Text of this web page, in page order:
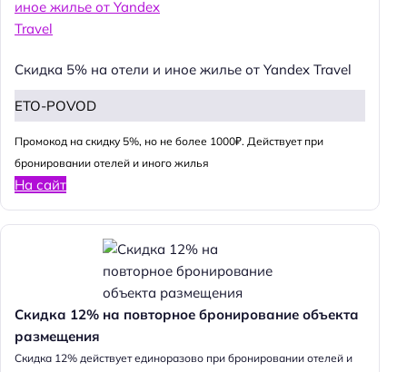
Скидка 5% на отели и иное жилье от Yandex Travel
ETO-POVOD
Промокод на скидку 5%, но не более 1000₽. Действует при
бронировании отелей и иного жилья
На сайт
Скидка 12% на повторное бронирование объекта
размещения
Cкидка 12% действует единоразово при бронировании отелей и